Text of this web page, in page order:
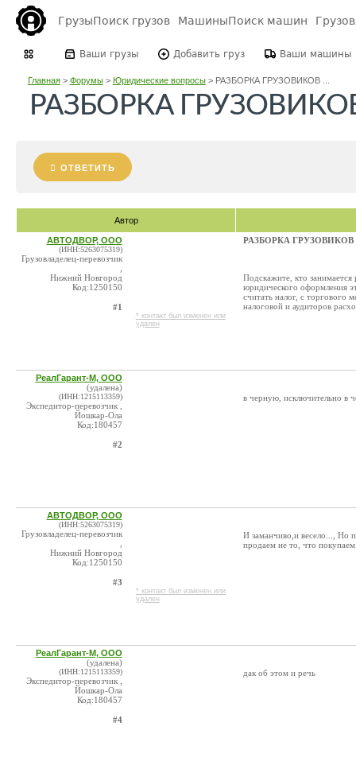
ГрузыПоиск грузов МашиныПоиск машин
Ваши грузы Добавить груз Ваши машины
Главная> Форумы> Юридические вопросы> РАЗБОРКА ГРУЗОВИКОВ ...
РАЗБОРКА ГРУЗОВИКОВ
ОТВЕТИТЬ
Автор
АВТОДВОР, ООО
(ИНН:5263075319)
Грузовладелец-перевозчик
Нижний Новгород
Код:1250150
#1
* контакт был изменен или
удален
РАЗБОРКА ГРУЗОВИКОВ и
Подскажите, кто занимается
юридического оформления
считать налог, с торгового
налоговой и аудиторов
РеалГарант-М, ООО
(удалена)
(ИНН:1215113359)
Экспедитор-перевозчик ,
Йошкар-Ола
Код:180457
#2
в черную, исключительно в
АВТОДВОР, ООО
(ИНН:5263075319)
Грузовладелец-перевозчик
Нижний Новгород
Код:1250150
#3
* контакт был изменен или
удален
И заманчиво,и весело..., Но
продаем не то, что
РеалГарант-М, ООО
(удалена)
(ИНН:1215113359)
Экспедитор-перевозчик ,
Йошкар-Ола
Код:180457
#4
дак об этом и речь